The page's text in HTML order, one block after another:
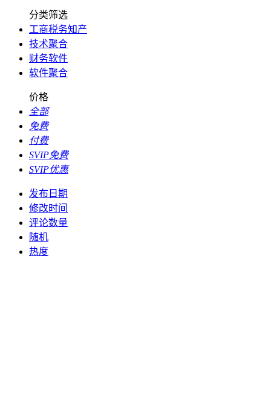
分类筛选
工商税务知产
技术聚合
财务软件
软件聚合
价格
全部
免费
付费
SVIP免费
SVIP优惠
发布日期
修改时间
评论数量
随机
热度